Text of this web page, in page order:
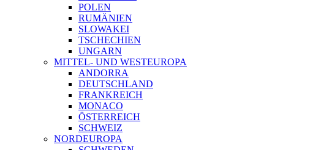
POLEN
RUMÄNIEN
SLOWAKEI
TSCHECHIEN
UNGARN
MITTEL- UND WESTEUROPA
ANDORRA
DEUTSCHLAND
FRANKREICH
MONACO
ÖSTERREICH
SCHWEIZ
NORDEUROPA